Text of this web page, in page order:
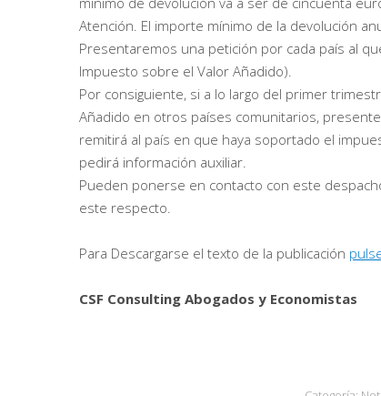
Atención. El importe mínimo de la devolución
Presentaremos una petición por cada país al
Impuesto sobre el Valor Añadido).
Por consiguiente, si a lo largo del primer
Añadido en otros países comunitarios,
remitirá al país en que haya soportado el
pedirá información auxiliar.
Pueden ponerse en contacto con este
este respecto.
Para Descargarse el texto de la publicación
CSF Consulting Abogados y Economistas